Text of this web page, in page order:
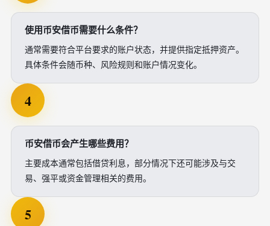
使用币安借币需要什么条件？
通常需要符合平台要求的账户状态，并提供指定抵押资产。
具体条件会随币种、风险规则和账户情况变化。
4
币安借币会产生哪些费用？
主要成本通常包括借贷利息，部分情况下还可能涉及与交
易、强平或资金管理相关的费用。
5